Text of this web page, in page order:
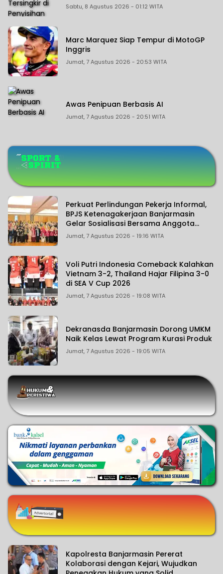
Sabtu, 8 Agustus 2026 - 01:12 WITA
Marc Marquez Siap Tempur di MotoGP
Inggris
Jumat, 7 Agustus 2026 - 20:53 WITA
Awas Penipuan Berbasis AI
Jumat, 7 Agustus 2026 - 20:51 WITA
Perkuat Perlindungan Pekerja Informal,
BPJS Ketenagakerjaan Banjarmasin
Gelar Sosialisasi Bersama Anggota
Komisi IX DPR RI
Jumat, 7 Agustus 2026 - 19:16 WITA
Voli Putri Indonesia Comeback Kalahkan
Vietnam 3-2, Thailand Hajar Filipina 3-0
di SEA V Cup 2026
Jumat, 7 Agustus 2026 - 19:08 WITA
Dekranasda Banjarmasin Dorong UMKM
Naik Kelas Lewat Program Kurasi Produk
Jumat, 7 Agustus 2026 - 19:05 WITA
Kapolresta Banjarmasin Pererat
Kolaborasi dengan Kejari, Wujudkan